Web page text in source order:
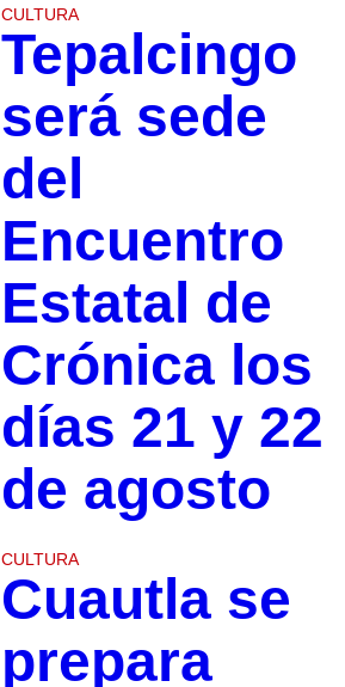
CULTURA
Tepalcingo
será sede
del
Encuentro
Estatal de
Crónica los
días 21 y 22
de agosto
CULTURA
Cuautla se
prepara